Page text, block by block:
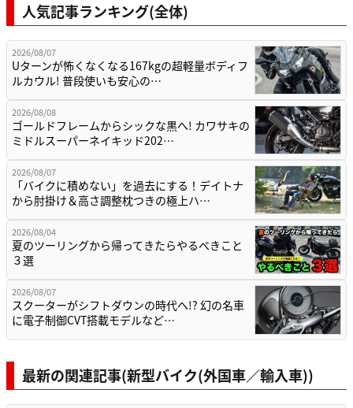
人気記事ランキング(全体)
2026/08/07
Uターンが怖くなくなる167kgの超軽量ボディフ
ルカウル! 普段使いも安心の…
2026/08/08
ゴールドフレームからシックな黒へ! カワサキの
ミドルスーパーネイキッド202…
2026/08/07
「バイクに積めない」を過去にする！デイトナ
から肘掛け＆高さ調整枕つきの極上ハ…
2026/08/04
夏のツーリングから帰ってきたらやるべきこと
３選
2026/08/07
スクーターがシフトダウンの時代へ!? 幻の名車
に電子制御CVT搭載モデルなど…
最新の関連記事(新型バイク(外国車／輸入車))